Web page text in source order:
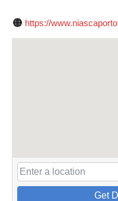
https://
Get